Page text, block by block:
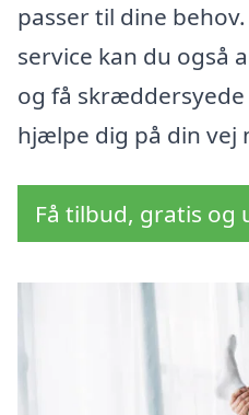
passer til dine
service kan du også
og få
hjælpe dig på din vej
Få tilbud, gratis og